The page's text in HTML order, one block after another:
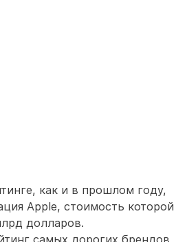
как и в прошлом году,
Apple, стоимость которой
долларов.
самых дорогих брендов